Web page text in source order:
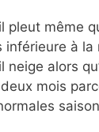
pleut même
inférieure à la
neige alors
mois